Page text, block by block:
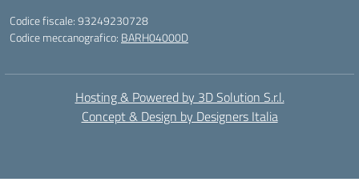
Codice fiscale: 93249230728
Codice meccanografico: BARH04000D
Hosting & Powered by 3D Solution S.r.l.
Concept & Design by Designers Italia